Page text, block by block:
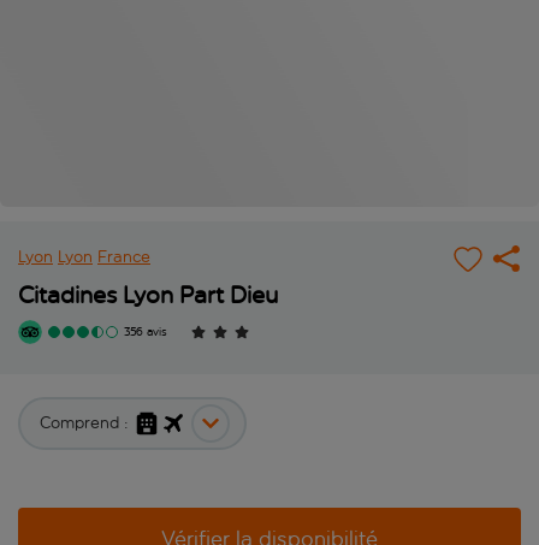
Lyon Lyon France
Citadines Lyon Part Dieu
356 avis
Comprend :
Vérifier la disponibilité